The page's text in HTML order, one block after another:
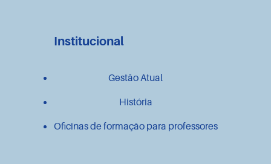
Institucional
Gestão Atual
História
Oficinas de formação para professores